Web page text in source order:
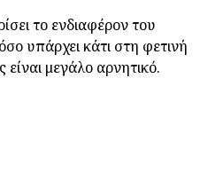
το ενδιαφέρον του
υπάρχει κάτι στη φετινή
μεγάλο αρνητικό.